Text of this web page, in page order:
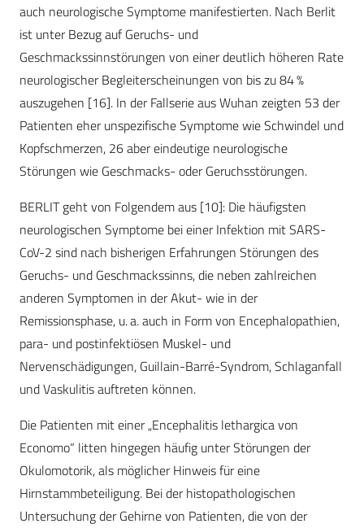
auch neurologische Symptome manifestierten. Nach Berlit
ist unter Bezug auf Geruchs- und
Geschmackssinnstörungen von einer deutlich höheren Rate
neurologischer Begleiterscheinungen von bis zu 84 %
auszugehen [16]. In der Fallserie aus Wuhan zeigten 53 der
Patienten eher unspezifische Symptome wie Schwindel und
Kopfschmerzen, 26 aber eindeutige neurologische
Störungen wie Geschmacks- oder Geruchsstörungen.
BERLIT geht von Folgendem aus [10]: Die häufigsten
neurologischen Symptome bei einer Infektion mit SARS-
CoV-2 sind nach bisherigen Erfahrungen Störungen des
Geruchs- und Geschmackssinns, die neben zahlreichen
anderen Symptomen in der Akut- wie in der
Remissionsphase, u. a. auch in Form von Encephalopathien,
para- und postinfektiösen Muskel- und
Nervenschädigungen, Guillain-Barré-Syndrom, Schlaganfall
und Vaskulitis auftreten können.
Die Patienten mit einer „Encephalitis lethargica von
Economo“ litten hingegen häufig unter Störungen der
Okulomotorik, als möglicher Hinweis für eine
Hirnstammbeteiligung. Bei der histopathologischen
Untersuchung der Gehirne von Patienten, die von der